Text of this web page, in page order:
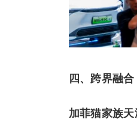
四、跨界融
加菲猫家族